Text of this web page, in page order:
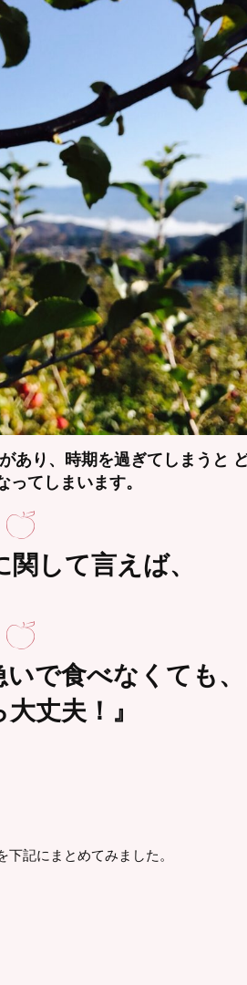
あり、時期を過ぎてしまうと
ってしまいます。
関して言えば、
いで食べなくても
丈夫！』
記にまとめてみました。